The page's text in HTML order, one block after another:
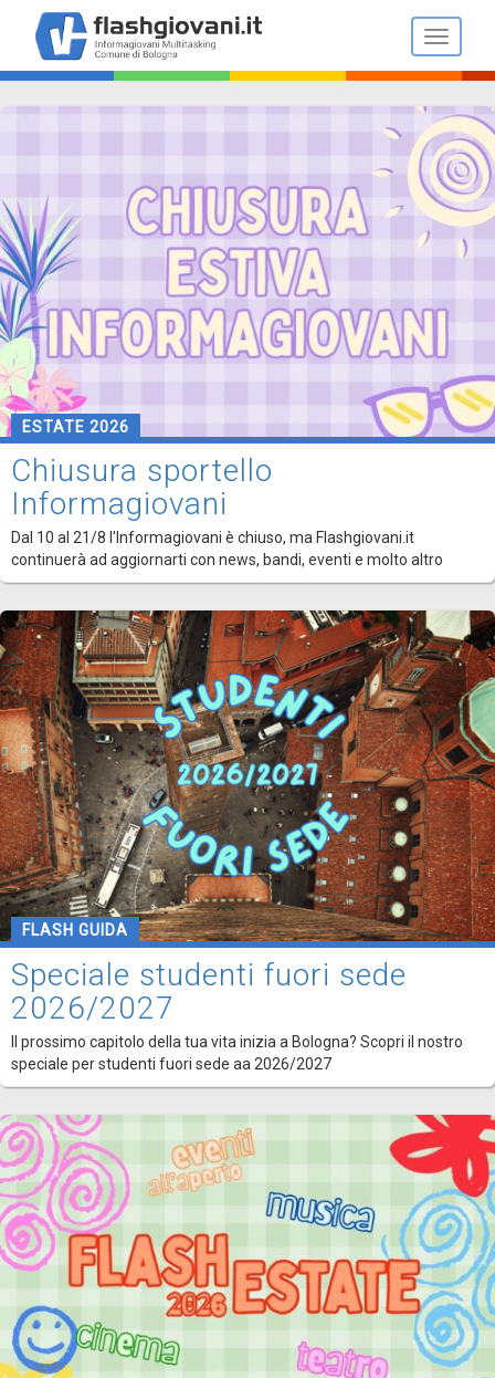
contenuto
principale
Toggle
ESTATE 2026
Chiusura sportello
Informagiovani
Dal 10 al 21/8 l'Informagiovani è chiuso, ma Flashgiovani.it
continuerà ad aggiornarti con news, bandi, eventi e molto altro
FLASH GUIDA
Speciale studenti fuori sede
2026/2027
Il prossimo capitolo della tua vita inizia a Bologna? Scopri il nostro
speciale per studenti fuori sede aa 2026/2027